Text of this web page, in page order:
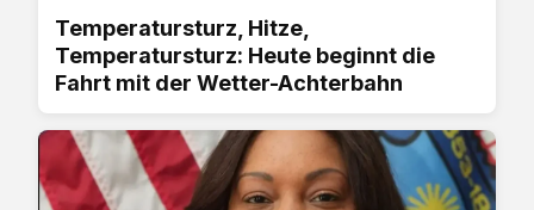
Temperatursturz, Hitze,
Temperatursturz: Heute beginnt die
Fahrt mit der Wetter-Achterbahn